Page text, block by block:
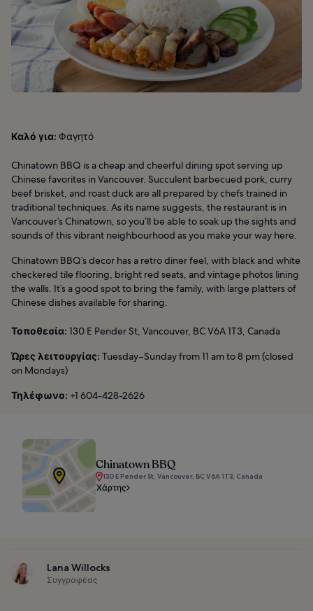
Καλό για: Φαγητό
Chinatown BBQ is a cheap and cheerful dining spot serving up
Chinese favorites in Vancouver. Succulent barbecued pork, curry
beef brisket, and roast duck are all prepared by chefs trained in
traditional techniques. As its name suggests, the restaurant is in
Vancouver’s Chinatown, so you’ll be able to soak up the sights and
sounds of this vibrant neighbourhood as you make your way here.
Chinatown BBQ’s decor has a retro diner feel, with black and white
checkered tile flooring, bright red seats, and vintage photos lining
the walls. It’s a good spot to bring the family, with large platters of
Chinese dishes available for sharing.
Τοποθεσία: 130 E Pender St, Vancouver, BC V6A 1T3, Canada
Ώρες λειτουργίας: Tuesday–Sunday from 11 am to 8 pm (closed
on Mondays)
Τηλέφωνο: +1 604-428-2626
Chinatown BBQ
130 E Pender St, Vancouver, BC V6A 1T3, Canada
Χάρτης
Lana Willocks
Συγγραφέας